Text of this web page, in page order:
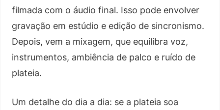
filmada com o áudio final. Isso pode envolver
gravação em estúdio e edição de sincronismo.
Depois, vem a mixagem, que equilibra voz,
instrumentos, ambiência de palco e ruído de
plateia.
Um detalhe do dia a dia: se a plateia soa